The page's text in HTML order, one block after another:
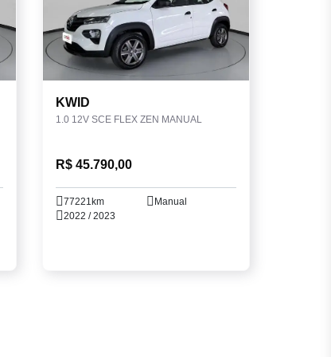
KWID
1.0 12V SCE FLEX ZEN MANUAL
R$ 45.790,00
77221km
Manual
2022 / 2023